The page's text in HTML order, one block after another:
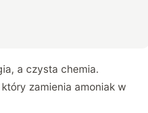
a czysta chemia.
zamienia amoniak w